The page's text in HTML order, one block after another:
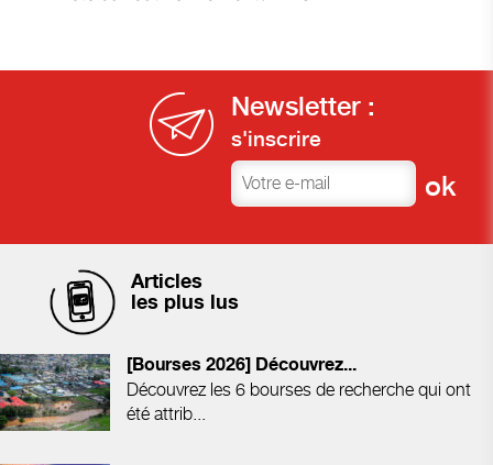
Newsletter :
s'inscrire
Articles
les plus lus
[Bourses 2026] Découvrez...
Découvrez les 6 bourses de recherche qui ont
été attrib...